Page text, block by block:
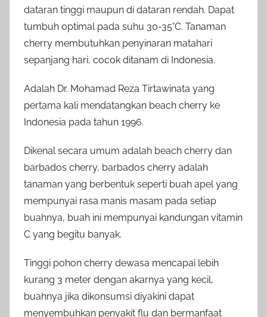
dataran tinggi maupun di dataran rendah. Dapat
tumbuh optimal pada suhu 30-35°C. Tanaman
cherry membutuhkan penyinaran matahari
sepanjang hari, cocok ditanam di Indonesia.
Adalah Dr. Mohamad Reza Tirtawinata yang
pertama kali mendatangkan beach cherry ke
Indonesia pada tahun 1996.
Dikenal secara umum adalah beach cherry dan
barbados cherry, barbados cherry adalah
tanaman yang berbentuk seperti buah apel yang
mempunyai rasa manis masam pada setiap
buahnya, buah ini mempunyai kandungan vitamin
C yang begitu banyak.
Tinggi pohon cherry dewasa mencapai lebih
kurang 3 meter dengan akarnya yang kecil,
buahnya jika dikonsumsi diyakini dapat
menyembuhkan penyakit flu dan bermanfaat